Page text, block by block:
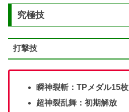
究極技
打撃技
瞬神裂斬：TPメダル15枚
超神裂乱舞：初期解放